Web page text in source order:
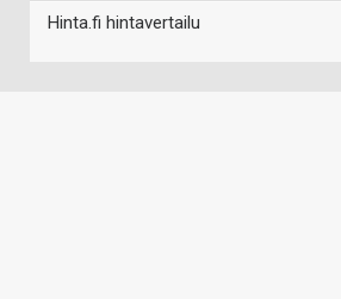
Hinta.fi hintavertailu